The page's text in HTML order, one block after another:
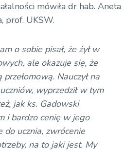
mówiła dr hab. Aneta
prof. UKSW.
o sobie pisał, że żył w
ale okazuje się, że
przełomową. Nauczył na
wyprzedził w tym
jak ks. Gadowski
i bardzo cenię w jego
do ucznia, zwrócenie
na to jaki jest. My